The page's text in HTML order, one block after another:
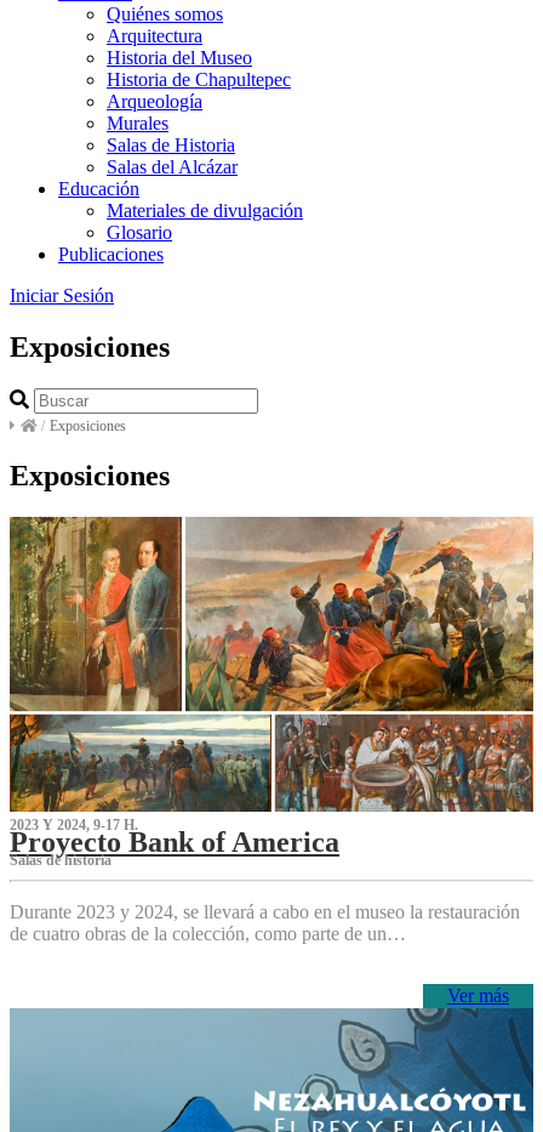
Quiénes somos
Arquitectura
Historia del Museo
Historia de Chapultepec
Arqueología
Murales
Salas de Historia
Salas del Alcázar
Educación
Materiales de divulgación
Glosario
Publicaciones
Iniciar Sesión
Exposiciones
/ Exposiciones
Exposiciones
2023 Y 2024, 9-17 H.
Proyecto Bank of America
S‌alas de historia
Durante 2023 y 2024, se llevará a cabo en el museo la restauración
de cuatro obras de la colección, como parte de un…
Ver más